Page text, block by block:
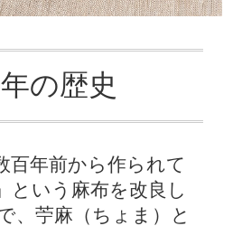
の歴史
百年前から作られて
という麻布を改良し
、苧麻（ちょま）と